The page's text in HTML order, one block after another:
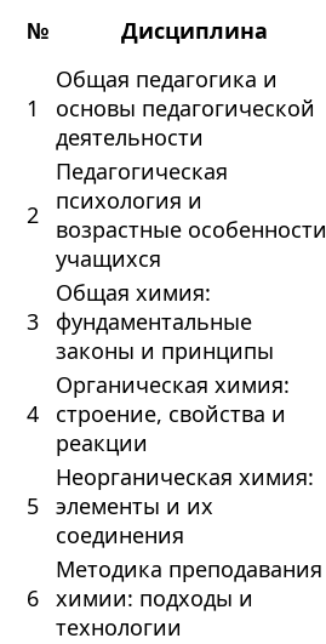
№
Дисциплина
1
Общая педагогика и
основы педагогической
деятельности
2
Педагогическая
психология и
возрастные особенности
учащихся
3
Общая химия:
фундаментальные
законы и принципы
4
Органическая химия:
строение, свойства и
реакции
5
Неорганическая химия:
элементы и их
соединения
6
Методика преподавания
химии: подходы и
технологии